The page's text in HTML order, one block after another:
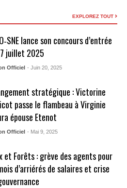
EXPLOREZ TOUT
lance son concours d’entrée
juillet 2025
Officiel - Juin 20, 2025
stratégique : Victorine
passe le flambeau à Virginie
épouse Etenot
Officiel - Mai 9, 2025
et Forêts : grève des agents pour
d’arriérés de salaires et crise